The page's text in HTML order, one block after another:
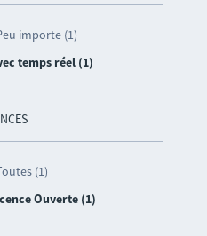
importe (1)
temps réel (1)
(1)
Ouverte (1)